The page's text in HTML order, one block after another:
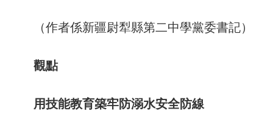
（作者係新疆尉犁縣第二中學黨委書記）
觀點
用技能教育築牢防溺水安全防線